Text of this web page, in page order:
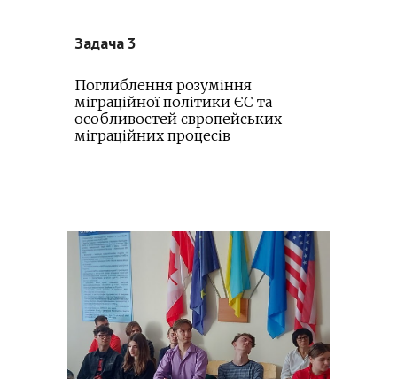
Задача 3
Поглиблення розуміння
міграційної політики ЄС та
особливостей європейських
міграційних процесів